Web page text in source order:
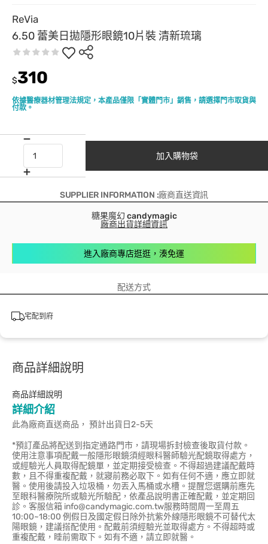
ReVia
6.50 蕾美日拋隱形眼鏡10片裝 清新琉璃
依據醫療器材管理法規定，本產品僅限「實體門市」銷售，請選擇門市取貨與
付款。
$310
加入購物袋
SUPPLIER INFORMATION :廠商直送資訊
糖果魔幻 candymagic
廠商出貨詳細資訊
進入廠商專店逛逛，湊免運
配送方式
宅配到府
商品詳細說明
商品詳細說明
詳細介紹
此為廠商直送商品， 預計出貨日2-5天
*預訂產品將配送到指定通路門市，請現場拆封檢查後取貨付款。
使用注意事項配戴一般隱形眼鏡須經眼科醫師驗光配鏡取得處方，
或經驗光人員取得配鏡單，並定期接受檢查。不得超過建議配戴時
數，且不得重複配戴，就寢前務必取下。如有任何不適，應立即就
醫。使用後請投入垃圾桶，勿丟入馬桶或水槽。提醒您選購前應先
至眼科醫療院所或驗光所驗配，依產品說明書正確配戴，並定期回
診。客服信箱 info@candymagic.com.tw服務時間周一至周五
10:00~18:00 例假日及國定假日除外抗紫外線隱形眼鏡不可替代太
陽眼鏡，建議搭配使用。配戴前須經驗光並取得處方。不得超時或
重複配戴，睡前需取下。如有不適，請立即就醫。